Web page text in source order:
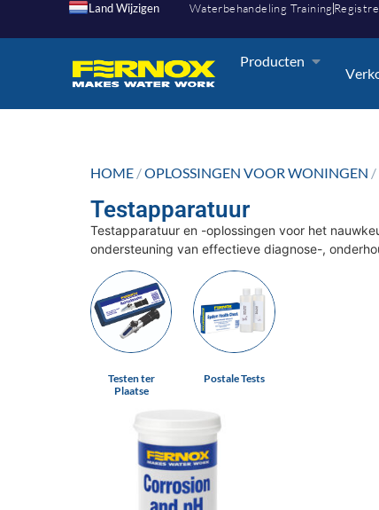
Land Wijzigen Waterbehandeling Training
Producten
HOME /OPLOSSINGEN VOOR WONINGEN /
Testapparatuur
Testapparatuur en -oplossingen voor het
ondersteuning van effectieve diagnose-,
Testen ter
Plaatse
Postale Tests